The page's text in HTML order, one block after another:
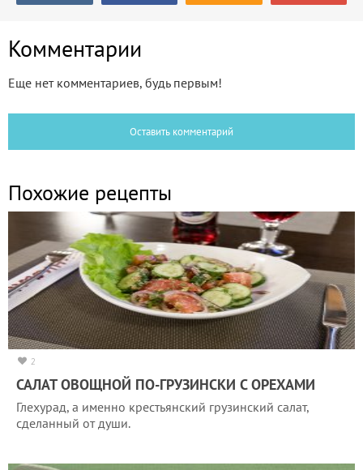
Комментарии
Еще нет комментариев, будь первым!
Оставить комментарий
Похожие рецепты
2
САЛАТ ОВОЩНОЙ ПО-ГРУЗИНСКИ С ОРЕХАМИ
Глехурад, а именно крестьянский грузинский салат,
сделанный от души.